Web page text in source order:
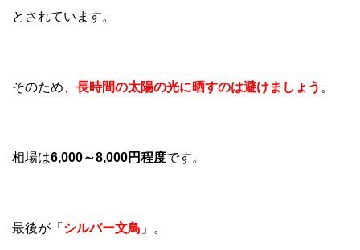
とされています。
そのため、 長時間の太陽の光に晒すのは避けましょう 。
相場は6,000～8,000円程度です。
最後が「 シルバー文鳥 」。